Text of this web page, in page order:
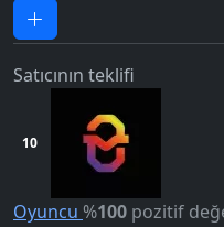
Satıcının teklifi
10
Oyuncu %100 pozitif